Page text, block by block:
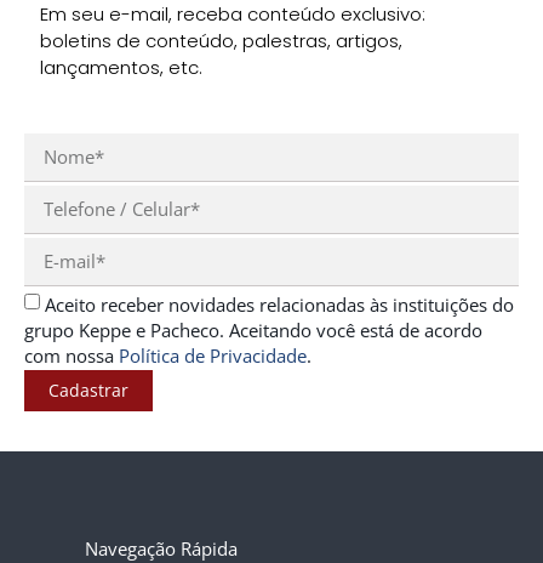
Em seu e-mail, receba conteúdo exclusivo:
boletins de conteúdo, palestras, artigos,
lançamentos, etc.
Aceito receber novidades relacionadas às instituições do
grupo Keppe e Pacheco. Aceitando você está de acordo
com nossa Política de Privacidade.
Cadastrar
Navegação Rápida